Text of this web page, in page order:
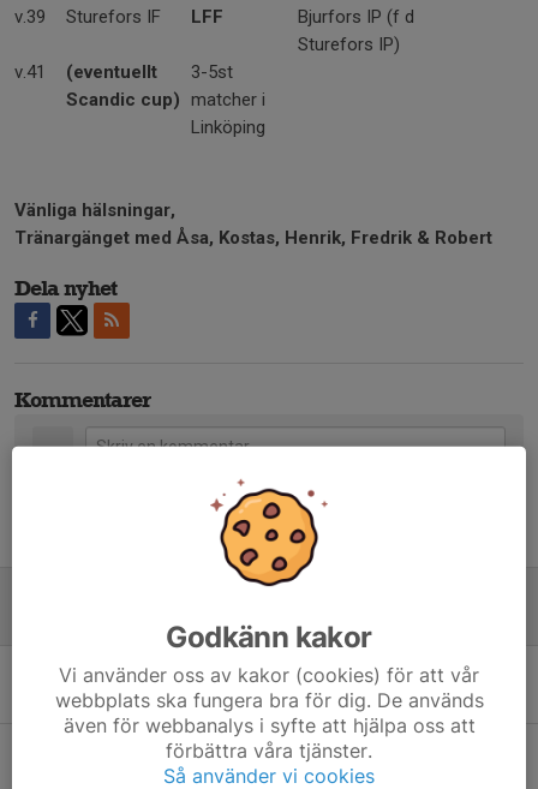
v.39
Sturefors IF LFF
Bjurfors IP (f d
Sturefors IP)
v.41
(eventuellt
Scandic cup)
3-5st
matcher i
Linköping
Vänliga hälsningar,
Tränargänget med Åsa, Kostas, Henrik, Fredrik & Robert
Dela nyhet
Kommentarer
26 maj, 19:30 0
2st matcher + 2st träningar nästa vecka 21
15 maj, 12:30 1
Godkänn kakor
Vi använder oss av kakor (cookies) för att vår
webbplats ska fungera bra för dig. De används
även för webbanalys i syfte att hjälpa oss att
förbättra våra tjänster.
Så använder vi cookies